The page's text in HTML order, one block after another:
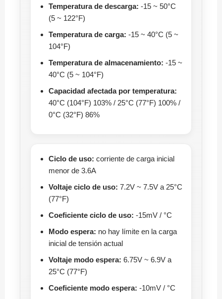
Temperatura de descarga: -15 ~ 50°C
(5 ~ 122°F)
Temperatura de carga: -15 ~ 40°C (5 ~
104°F)
Temperatura de almacenamiento: -15 ~
40°C (5 ~ 104°F)
Capacidad afectada por temperatura:
40°C (104°F) 103% / 25°C (77°F) 100% /
0°C (32°F) 86%
Ciclo de uso: corriente de carga inicial
menor de 3.6A
Voltaje ciclo de uso: 7.2V ~ 7.5V a 25°C
(77°F)
Coeficiente ciclo de uso: -15mV / °C
Modo espera: no hay límite en la carga
inicial de tensión actual
Voltaje modo espera: 6.75V ~ 6.9V a
25°C (77°F)
Coeficiente modo espera: -10mV / °C